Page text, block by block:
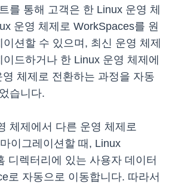
를 통해 고객은 한 Linux 운영 체
운영 체제로 WorkSpaces를 원
션할 수 있으며, 최신 운영 체제
드하거나 한 Linux 운영 체제에
체제로 전환하는 과정을 자동
습니다.
체제에서 다른 운영 체제로
이그레이션할 때, Linux
디렉터리에 있는 사용자 데이터
로 자동으로 이동합니다. 따라서